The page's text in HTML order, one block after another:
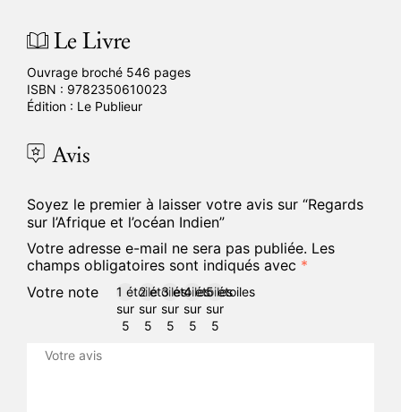
Le Livre
Ouvrage broché 546 pages
ISBN : 9782350610023
Édition : Le Publieur
Avis
Soyez le premier à laisser votre avis sur “Regards
sur l’Afrique et l’océan Indien”
Votre adresse e-mail ne sera pas publiée. Les
champs obligatoires sont indiqués avec *
Votre note
1 étoile
sur
5
2 étoiles
sur
5
3 étoiles
sur
5
4 étoiles
sur
5
5 étoiles
sur
5